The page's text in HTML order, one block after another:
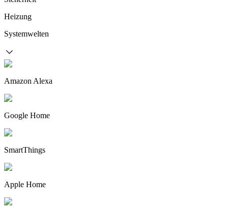
Heizung
Systemwelten
Amazon Alexa
Google Home
SmartThings
Apple Home